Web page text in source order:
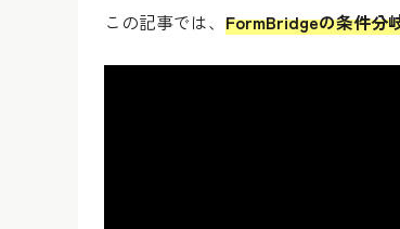
この記事では、 FormBridgeの条件分